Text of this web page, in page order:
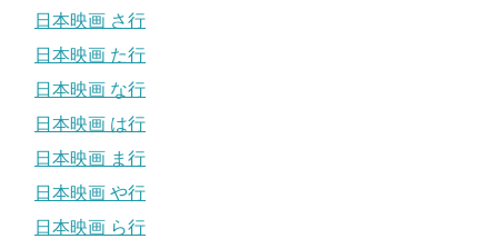
日本映画 さ行
日本映画 た行
日本映画 な行
日本映画 は行
日本映画 ま行
日本映画 や行
日本映画 ら行